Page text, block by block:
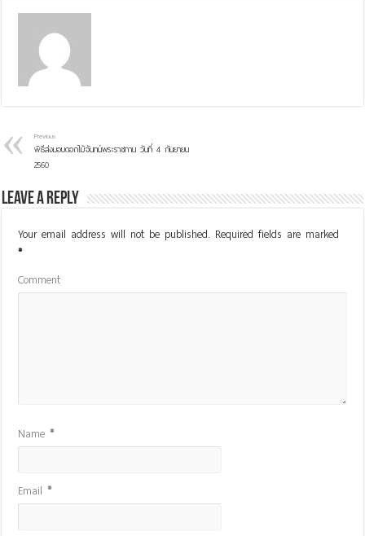
Previous
พิธีส่งมอบดอกไม้จันทน์พระราชทาน วันที่ 4 กันยายน
2560
Leave a Reply
Your email address will not be published. Required fields are marked
*
Comment
Name*
Email*